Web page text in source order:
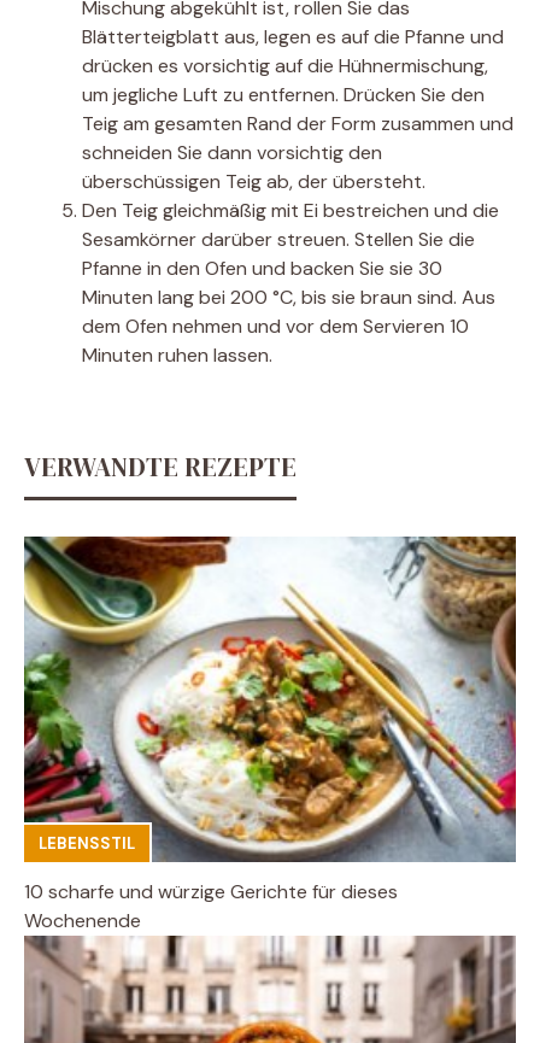
Mischung abgekühlt ist, rollen Sie das
Blätterteigblatt aus, legen es auf die Pfanne und
drücken es vorsichtig auf die Hühnermischung,
um jegliche Luft zu entfernen. Drücken Sie den
Teig am gesamten Rand der Form zusammen und
schneiden Sie dann vorsichtig den
überschüssigen Teig ab, der übersteht.
Den Teig gleichmäßig mit Ei bestreichen und die
Sesamkörner darüber streuen. Stellen Sie die
Pfanne in den Ofen und backen Sie sie 30
Minuten lang bei 200 °C, bis sie braun sind. Aus
dem Ofen nehmen und vor dem Servieren 10
Minuten ruhen lassen.
VERWANDTE REZEPTE
LEBENSSTIL
10 scharfe und würzige Gerichte für dieses
Wochenende